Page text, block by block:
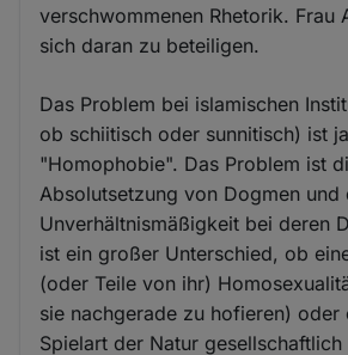
verschwommenen Rhetorik. Frau
sich daran zu beteiligen.
Das Problem bei islamischen
ob schiitisch oder sunnitisch) ist
"Homophobie". Das Problem ist
Absolutsetzung von Dogmen und
Unverhältnismäßigkeit bei deren
ist ein großer Unterschied, ob
(oder Teile von ihr)
sie nachgerade zu hofieren) oder
Spielart der Natur